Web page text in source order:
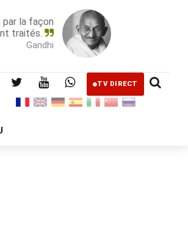
par la façon
traités.
Gandhi
TV DIRECT